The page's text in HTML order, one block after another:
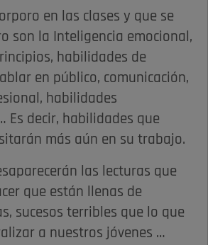
en las clases y que se
son la Inteligencia emocional,
habilidades de
en público, comunicación,
habilidades
Es decir, habilidades que
más aún en su trabajo.
las lecturas que
que están llenas de
sucesos terribles que lo que
a nuestros jóvenes …